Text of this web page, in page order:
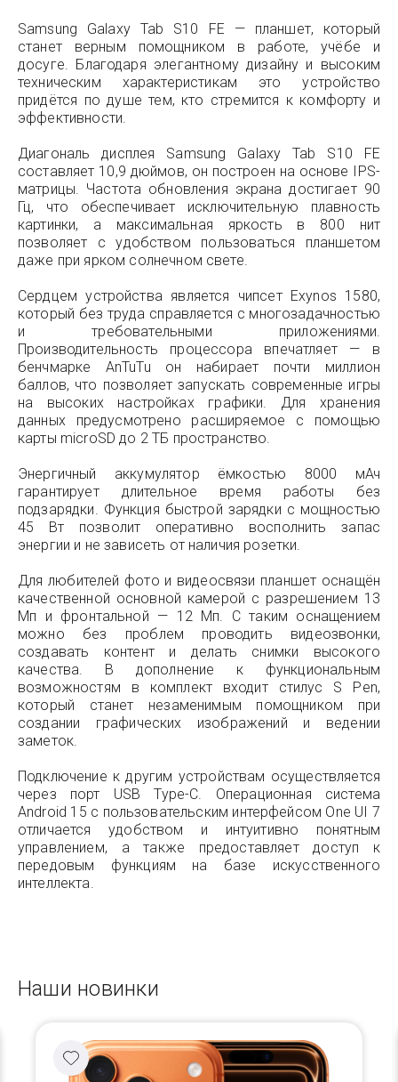
Samsung Galaxy Tab S10 FE — планшет, который
станет верным помощником в работе, учёбе и
досуге. Благодаря элегантному дизайну и высоким
техническим характеристикам это устройство
придётся по душе тем, кто стремится к комфорту и
эффективности.
Диагональ дисплея Samsung Galaxy Tab S10 FE
составляет 10,9 дюймов, он построен на основе IPS-
матрицы. Частота обновления экрана достигает 90
Гц, что обеспечивает исключительную плавность
картинки, а максимальная яркость в 800 нит
позволяет с удобством пользоваться планшетом
даже при ярком солнечном свете.
Сердцем устройства является чипсет Exynos 1580,
который без труда справляется с многозадачностью
и требовательными приложениями.
Производительность процессора впечатляет — в
бенчмарке AnTuTu он набирает почти миллион
баллов, что позволяет запускать современные игры
на высоких настройках графики. Для хранения
данных предусмотрено расширяемое с помощью
карты microSD до 2 ТБ пространство.
Энергичный аккумулятор ёмкостью 8000 мАч
гарантирует длительное время работы без
подзарядки. Функция быстрой зарядки с мощностью
45 Вт позволит оперативно восполнить запас
энергии и не зависеть от наличия розетки.
Для любителей фото и видеосвязи планшет оснащён
качественной основной камерой с разрешением 13
Мп и фронтальной — 12 Мп. С таким оснащением
можно без проблем проводить видеозвонки,
создавать контент и делать снимки высокого
качества. В дополнение к функциональным
возможностям в комплект входит стилус S Pen,
который станет незаменимым помощником при
создании графических изображений и ведении
заметок.
Подключение к другим устройствам осуществляется
через порт USB Type-C. Операционная система
Android 15 с пользовательским интерфейсом One UI 7
отличается удобством и интуитивно понятным
управлением, а также предоставляет доступ к
передовым функциям на базе искусственного
интеллекта.
Наши новинки